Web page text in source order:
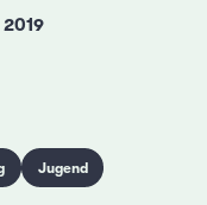
Jugend